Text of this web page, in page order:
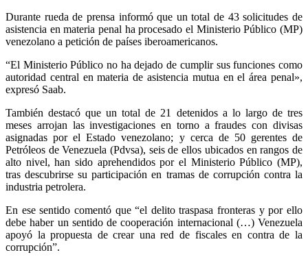
Durante rueda de prensa informó que un total de 43 solicitudes de
asistencia en materia penal ha procesado el Ministerio Público (MP)
venezolano a petición de países iberoamericanos.
“El Ministerio Público no ha dejado de cumplir sus funciones como
autoridad central en materia de asistencia mutua en el área penal»,
expresó Saab.
También destacó que un total de 21 detenidos a lo largo de tres
meses arrojan las investigaciones en torno a fraudes con divisas
asignadas por el Estado venezolano; y cerca de 50 gerentes de
Petróleos de Venezuela (Pdvsa), seis de ellos ubicados en rangos de
alto nivel, han sido aprehendidos por el Ministerio Público (MP),
tras descubrirse su participación en tramas de corrupción contra la
industria petrolera.
En ese sentido comentó que “el delito traspasa fronteras y por ello
debe haber un sentido de cooperación internacional (…) Venezuela
apoyó la propuesta de crear una red de fiscales en contra de la
corrupción”.